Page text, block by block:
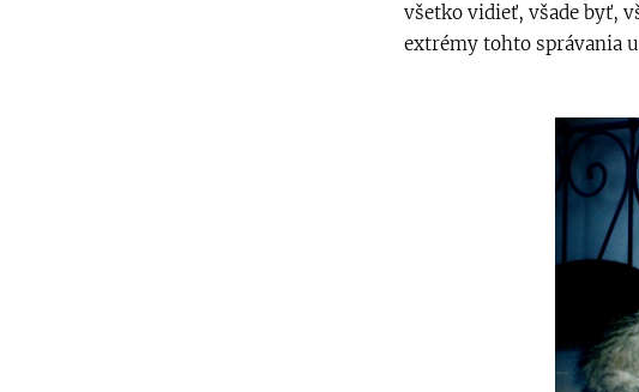
všetko vidieť, všade byť,
extrémy tohto správania